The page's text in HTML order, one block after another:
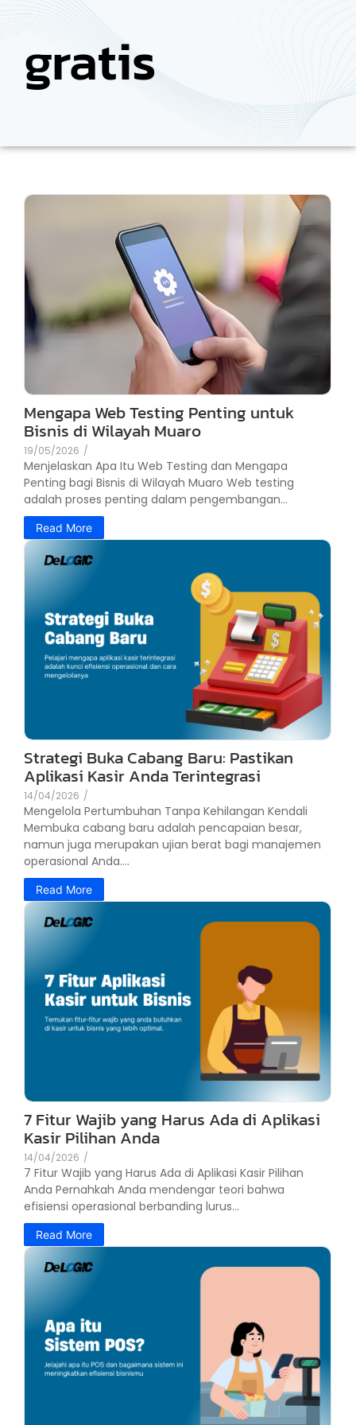
gratis
Mengapa Web Testing Penting untuk
Bisnis di Wilayah Muaro
19/05/2026 /
Menjelaskan Apa Itu Web Testing dan Mengapa
Penting bagi Bisnis di Wilayah Muaro Web testing
adalah proses penting dalam pengembangan...
Read More
Strategi Buka Cabang Baru: Pastikan
Aplikasi Kasir Anda Terintegrasi
14/04/2026 /
Mengelola Pertumbuhan Tanpa Kehilangan Kendali
Membuka cabang baru adalah pencapaian besar,
namun juga merupakan ujian berat bagi manajemen
operasional Anda....
Read More
7 Fitur Wajib yang Harus Ada di Aplikasi
Kasir Pilihan Anda
14/04/2026 /
7 Fitur Wajib yang Harus Ada di Aplikasi Kasir Pilihan
Anda Pernahkah Anda mendengar teori bahwa
efisiensi operasional berbanding lurus...
Read More